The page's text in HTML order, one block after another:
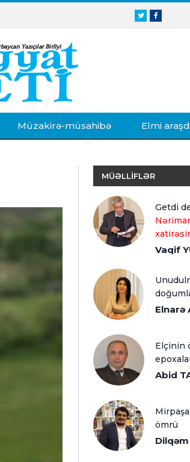
TwitterFacebook
Müzakirə-müsahibə Elmi
MÜƏLLİFLƏR
Getdi
Vaqif
Elnarə
Elçinin
Abid
Mirpaşa
ömrü